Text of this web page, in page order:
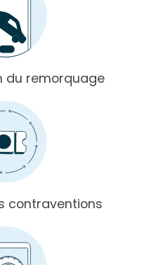
du remorquage
contraventions